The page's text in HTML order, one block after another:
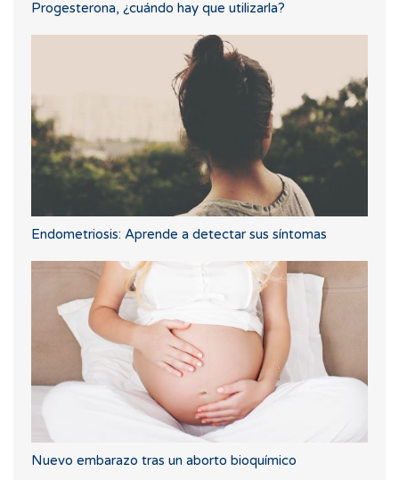
Progesterona, ¿cuándo hay que utilizarla?
Endometriosis: Aprende a detectar sus síntomas
Nuevo embarazo tras un aborto bioquímico